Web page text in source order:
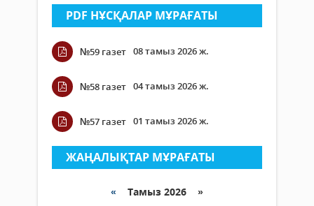
PDF НҰСҚАЛАР МҰРАҒАТЫ
№59 газет 08 тамыз 2026 ж.
№58 газет 04 тамыз 2026 ж.
№57 газет 01 тамыз 2026 ж.
ЖАҢАЛЫҚТАР МҰРАҒАТЫ
« Тамыз 2026 »